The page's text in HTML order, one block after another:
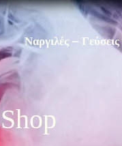
Ναργιλές –
Shop